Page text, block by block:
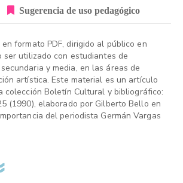
Sugerencia de uso pedagógico
formato PDF, dirigido al público en
ser utilizado con estudiantes de
y media, en las áreas de
artística. Este material es un artículo
colección Boletín Cultural y bibliográfico:
(1990), elaborado por Gilberto Bello en
del periodista Germán Vargas